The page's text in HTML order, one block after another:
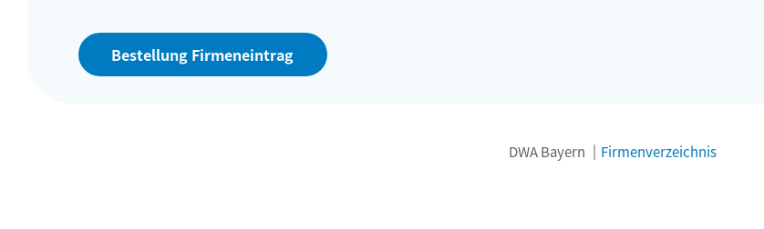
Bestellung Firmeneintrag
DWA Bayern Firmenverzeichnis